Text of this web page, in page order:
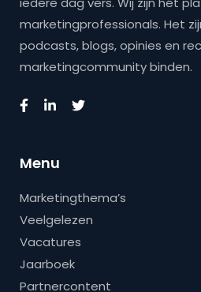
marketingprofessionals. Het
podcasts, blogs, opinies en
marketingcommunity binden.
Menu
Marketingthema’s
Veelgelezen
Vacatures
Jaarboek
Partnercontent